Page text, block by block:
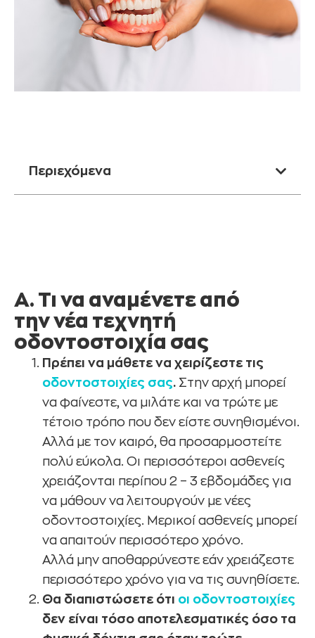
Περιεχόμενα
Α. Τι να αναμένετε από
την νέα τεχνητή
οδοντοστοιχία σας
Πρέπει να μάθετε να χειρίζεστε τις
οδοντοστοιχίες σας. Στην αρχή μπορεί
να φαίνεστε, να μιλάτε και να τρώτε με
τέτοιο τρόπο που δεν είστε συνηθισμένοι.
Αλλά με τον καιρό, θα προσαρμοστείτε
πολύ εύκολα. Οι περισσότεροι ασθενείς
χρειάζονται περίπου 2 – 3 εβδομάδες για
να μάθουν να λειτουργούν με νέες
οδοντοστοιχίες. Μερικοί ασθενείς μπορεί
να απαιτούν περισσότερο χρόνο.
Αλλά μην αποθαρρύνεστε εάν χρειάζεστε
περισσότερο χρόνο για να τις συνηθίσετε.
Θα διαπιστώσετε ότι οι οδοντοστοιχίες
δεν είναι τόσο αποτελεσματικές όσο τα